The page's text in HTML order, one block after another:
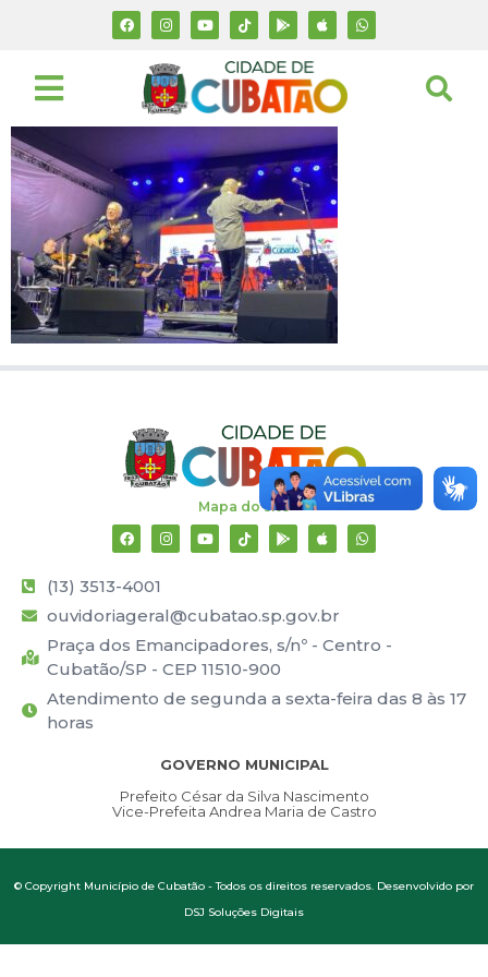
Mapa do site
(13) 3513-4001
ouvidoriageral@cubatao.sp.gov.br
Praça dos Emancipadores, s/nº - Centro -
Cubatão/SP - CEP 11510-900
Atendimento de segunda a sexta-feira das 8 às 17
horas
GOVERNO MUNICIPAL
Prefeito César da Silva Nascimento
Vice-Prefeita Andrea Maria de Castro
© Copyright Município de Cubatão - Todos os direitos reservados. Desenvolvido por
DSJ Soluções Digitais